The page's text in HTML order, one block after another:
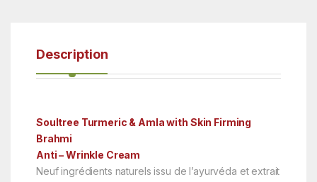
Description
Soultree Turmeric & Amla with Skin Firming
Brahmi
Anti – Wrinkle Cream
Neuf ingrédients naturels issu de l’ayurvéda et extrait